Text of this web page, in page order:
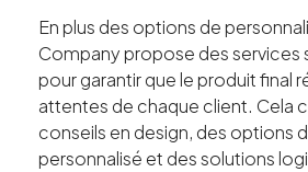
En plus des options de
Company propose des services
pour garantir que le produit final
attentes de chaque client. Cela
conseils en design, des options
personnalisé et des solutions